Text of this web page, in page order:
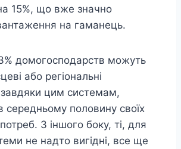
15%, що вже значно
на гаманець.
домогосподарств можуть
або регіональні
цим системам,
середньому половину своїх
З іншого боку, ті, для
не надто вигідні, все ще